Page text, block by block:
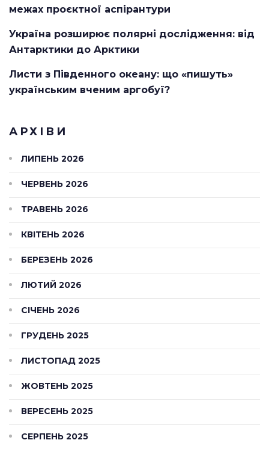
межах проєктної аспірантури
Україна розширює полярні дослідження: від
Антарктики до Арктики
Листи з Південного океану: що «пишуть»
українським вченим аргобуї?
АРХІВИ
ЛИПЕНЬ 2026
ЧЕРВЕНЬ 2026
ТРАВЕНЬ 2026
КВІТЕНЬ 2026
БЕРЕЗЕНЬ 2026
ЛЮТИЙ 2026
СІЧЕНЬ 2026
ГРУДЕНЬ 2025
ЛИСТОПАД 2025
ЖОВТЕНЬ 2025
ВЕРЕСЕНЬ 2025
СЕРПЕНЬ 2025